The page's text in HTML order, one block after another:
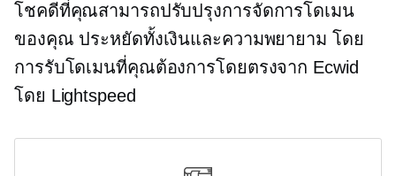
โชคดีที่คุณสามารถปรับปรุงการจัดการโดเมน
ของคุณ ประหยัดทั้งเงินและความพยายาม โดย
การรับโดเมนที่คุณต้องการโดยตรงจาก Ecwid
โดย Lightspeed